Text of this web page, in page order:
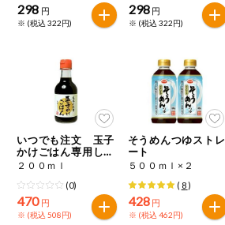
オーガニック
ベビー・キッ
ズ関連
サプリメン
ト・栄養補助
アレルゲン対
応
エシカル
298 円
※ (税込 322円)
298 円
※ (税込 322円)
いつでも注文 玉子
かけごはん専用しょ
うゆ
２００ｍｌ
(0)
470 円
※ (税込 508円)
そうめんつゆストレ
ート
５００ｍｌ×２
( 8)
428 円
※ (税込 462円)